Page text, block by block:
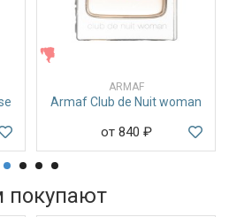
ARMAF
Armaf Club de Nuit woman
от 840 ₽
покупают